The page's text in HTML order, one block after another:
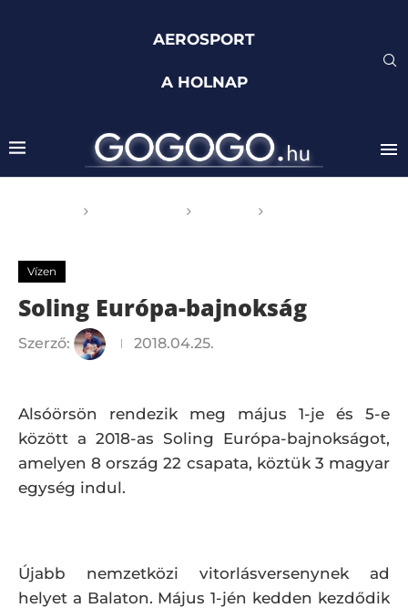
AEROSPORT
A HOLNAP
Vízen
Soling Európa-bajnokság
Szerző: 2018.04.25.
Alsóörsön rendezik meg május 1-je és 5-e
között a 2018-as Soling Európa-bajnokságot,
amelyen 8 ország 22 csapata, köztük 3 magyar
egység indul.
Újabb nemzetközi vitorlásversenynek ad
helyet a Balaton. Május 1-jén kedden kezdődik